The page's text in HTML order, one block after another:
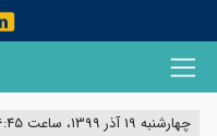
چهارشنبه 19 آذر 1399، ساعت 16:45